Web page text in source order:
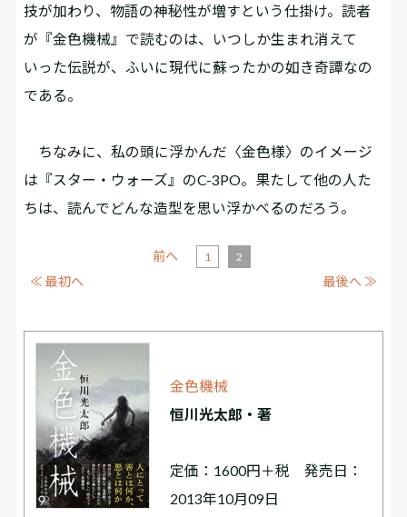
技が加わり、物語の神秘性が増すという仕掛け。読者
が『金色機械』で読むのは、いつしか生まれ消えて
いった伝説が、ふいに現代に蘇ったかの如き奇譚なの
である。
ちなみに、私の頭に浮かんだ〈金色様〉のイメージ
は『スター・ウォーズ』のC-3PO。果たして他の人た
ちは、読んでどんな造型を思い浮かべるのだろう。
≪ 最初へ
前へ 1 2
最後へ ≫
金色機械
恒川光太郎・著
定価：1600円＋税 発売日：
2013年10月09日